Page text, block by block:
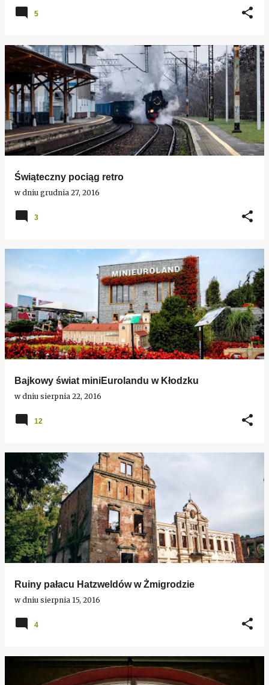
5
Świąteczny pociąg retro
w dniu grudnia 27, 2016
3
Bajkowy świat miniEurolandu w Kłodzku
w dniu sierpnia 22, 2016
12
Ruiny pałacu Hatzweldów w Żmigrodzie
w dniu sierpnia 15, 2016
4